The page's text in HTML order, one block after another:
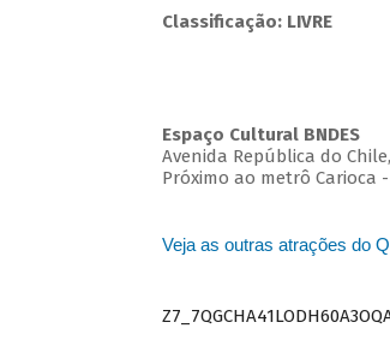
Classificação: LIVRE
Espaço Cultural BNDES
Avenida República do
Próximo ao metrô Carioca -
Veja as outras atrações do